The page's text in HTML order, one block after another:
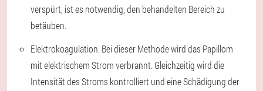
verspürt, ist es notwendig, den behandelten Bereich zu
betäuben.
Elektrokoagulation. Bei dieser Methode wird das Papillom
mit elektrischem Strom verbrannt. Gleichzeitig wird die
Intensität des Stroms kontrolliert und eine Schädigung der